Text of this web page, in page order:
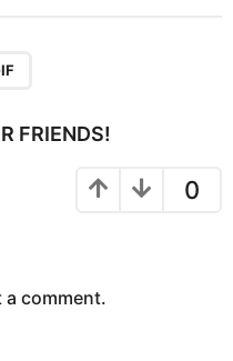
FRIENDS!
0
comment.